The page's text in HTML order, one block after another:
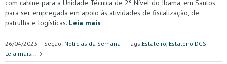
com cabine para a Unidade Técnica de 2º Nível do Ibama, em Santos,
para ser empregada em apoio às atividades de fiscalização, de
patrulha e logísticas. Leia mais
26/04/2023 | Seção: Notícias da Semana | Tags:Estaleiro Estaleiro DGS
Leia mais...